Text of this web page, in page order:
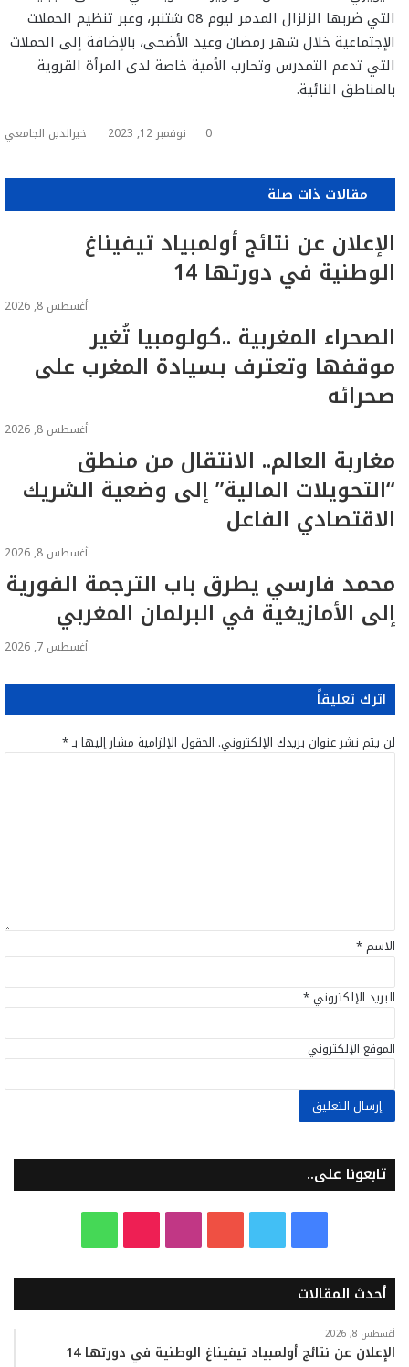
التي ضربها الزلزال المدمر ليوم 08 شتنبر، وعبر تنظيم الحملات
الإجتماعية خلال شهر رمضان وعيد الأضحى، بالإضافة إلى الحملات
التي تدعم التمدرس وتحارب الأمية خاصة لدى المرأة القروية
بالمناطق النائية.
خيرالدين الجامعي نوفمبر 12, 2023 0
مقالات ذات صلة
الإعلان عن نتائج أولمبياد تيفيناغ
الوطنية في دورتها 14
أغسطس 8, 2026
الصحراء المغربية ..كولومبيا تُغير
موقفها وتعترف بسيادة المغرب على
صحرائه
أغسطس 8, 2026
مغاربة العالم.. الانتقال من منطق
“التحويلات المالية” إلى وضعية الشريك
الاقتصادي الفاعل
أغسطس 8, 2026
محمد فارسي يطرق باب الترجمة الفورية
إلى الأمازيغية في البرلمان المغربي
أغسطس 7, 2026
اترك تعليقاً
لن يتم نشر عنوان بريدك الإلكتروني. الحقول الإلزامية مشار إليها بـ*
الاسم*
البريد الإلكتروني*
الموقع الإلكتروني
تابعونا على..
س
ب
ي
ت
ي
س
ت
k
ت
س
أحدث المقالات
أغسطس 8, 2026
الإعلان عن نتائج أولمبياد تيفيناغ الوطنية في دورتها 14